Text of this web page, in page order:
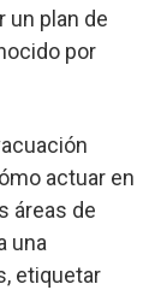
un plan de
por
actuar en
áreas de
una
etiquetar